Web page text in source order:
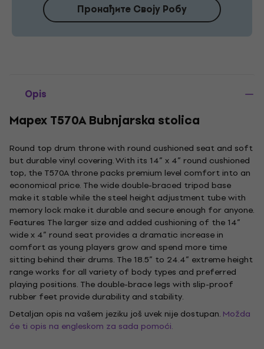
Пронађите Своју Робу
Opis
Mapex T570A Bubnjarska stolica
Round top drum throne with round cushioned seat and soft
but durable vinyl covering. With its 14” x 4” round cushioned
top, the T570A throne packs premium level comfort into an
economical price. The wide double-braced tripod base
make it stable while the steel height adjustment tube with
memory lock make it durable and secure enough for anyone.
Features The larger size and added cushioning of the 14”
wide x 4” round seat provides a dramatic increase in
comfort as young players grow and spend more time
sitting behind their drums. The 18.5” to 24.4” extreme height
range works for all variety of body types and preferred
playing positions. The double-brace legs with slip-proof
rubber feet provide durability and stability.
Detaljan opis na vašem jeziku još uvek nije dostupan. Možda
će ti opis na engleskom za sada pomoći.